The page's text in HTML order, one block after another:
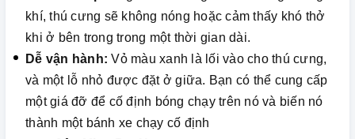
khí, thú cưng sẽ không nóng hoặc cảm thấy khó thở
khi ở bên trong trong một thời gian dài.
Dễ vận hành:Vỏ màu xanh là lối vào cho thú cưng,
và một lỗ nhỏ được đặt ở giữa. Bạn có thể cung cấp
một giá đỡ để cố định bóng chạy trên nó và biến nó
thành một bánh xe chạy cố định